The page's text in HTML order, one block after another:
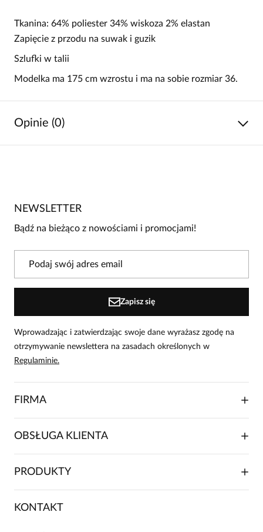
Tkanina: 64% poliester 34% wiskoza 2% elastan
Zapięcie z przodu na suwak i guzik
Szlufki w talii
Modelka ma 175 cm wzrostu i ma na sobie rozmiar 36.
Opinie (0)
Bądź pierwszą osobą, która podzieli się opinią o tym
W naszej witrynie opinie mogą dodawać tylko
NEWSLETTER
Bądź na bieżąco z nowościami i promocjami!
Zapisz się
Wprowadzając i zatwierdzając swoje dane wyrażasz zgodę na
otrzymywanie newslettera na zasadach określonych w
Regulaminie.
FIRMA
O NAS
FRANCZYZA
OBSŁUGA KLIENTA
SKŁADANIE ZAMÓWIENIA
FAQ
PRODUKTY
SUKIENKI
KONTAKT